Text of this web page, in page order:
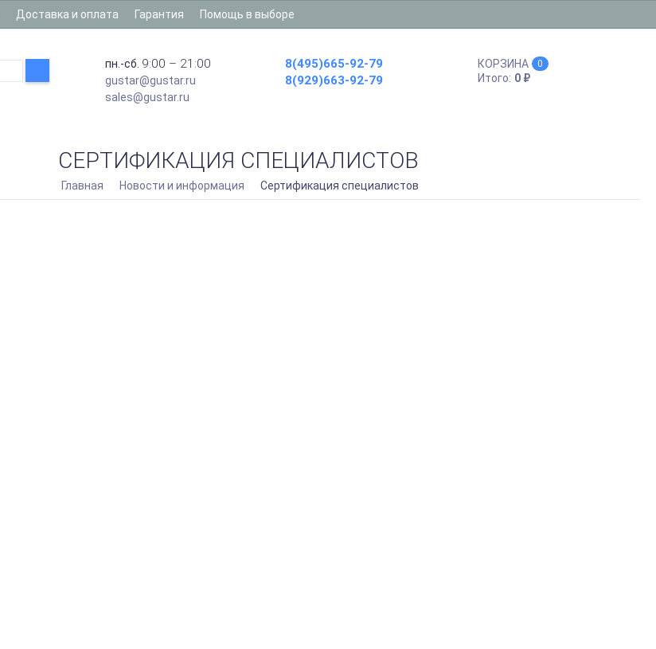
Доставка и оплата Гарантия Помощь в выборе
пн.-сб. 9:00 – 21:00
gustar@gustar.ru
sales@gustar.ru
8(495)665-92-79
8(929)663-92-79
КОРЗИНА 0
Итого: 0 ₽
СЕРТИФИКАЦИЯ СПЕЦИАЛИСТОВ
Главная Новости и информация Сертификация специалистов